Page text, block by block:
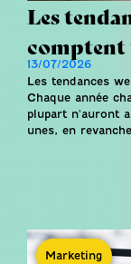
Les
13/07/2026
Les tendances
Chaque année
plupart n'auront
unes, en
Marketing